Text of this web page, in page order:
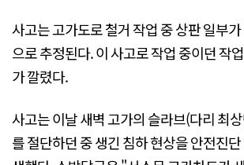
사고는 고가도로 철거 작업 중 상판 일부
으로 추정된다. 이 사고로 작업 중이던 작
가 깔렸다.
사고는 이날 새벽 고가의 슬라브(다리 최
를 절단하던 중 생긴 침하 현상을 안전진